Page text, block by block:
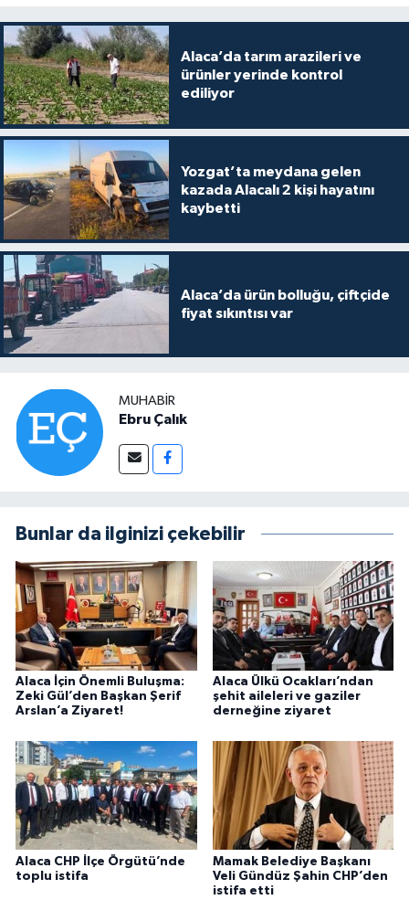
Alaca’da tarım arazileri ve
ürünler yerinde kontrol
ediliyor
Yozgat’ta meydana gelen
kazada Alacalı 2 kişi hayatını
kaybetti
Alaca’da ürün bolluğu, çiftçide
fiyat sıkıntısı var
MUHABIR
Ebru Çalık
Bunlar da ilginizi çekebilir
Alaca İçin Önemli Buluşma:
Zeki Gül’den Başkan Şerif
Arslan’a Ziyaret!
Alaca Ülkü Ocakları’ndan
şehit aileleri ve gaziler
derneğine ziyaret
Alaca CHP İlçe Örgütü’nde
toplu istifa
Mamak Belediye Başkanı
Veli Gündüz Şahin CHP’den
istifa etti